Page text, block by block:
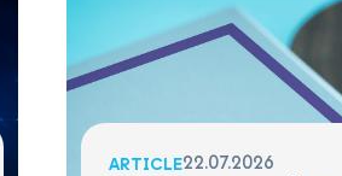
ARTICLE22.07.2026